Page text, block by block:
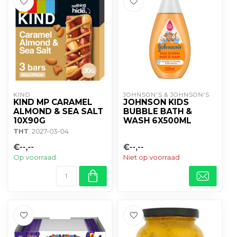
KIND
KIND MP CARAMEL
ALMOND & SEA SALT
10X90G
THT: 2027-03-04
€--,--
Op voorraad
JOHNSON'S & JOHNSON'S
JOHNSON KIDS
BUBBLE BATH &
WASH 6X500ML
€--,--
Niet op voorraad